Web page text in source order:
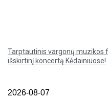
Tarptautinis vargonų muzikos
išskirtinį koncertą Kėdainiuose!
2026-08-07